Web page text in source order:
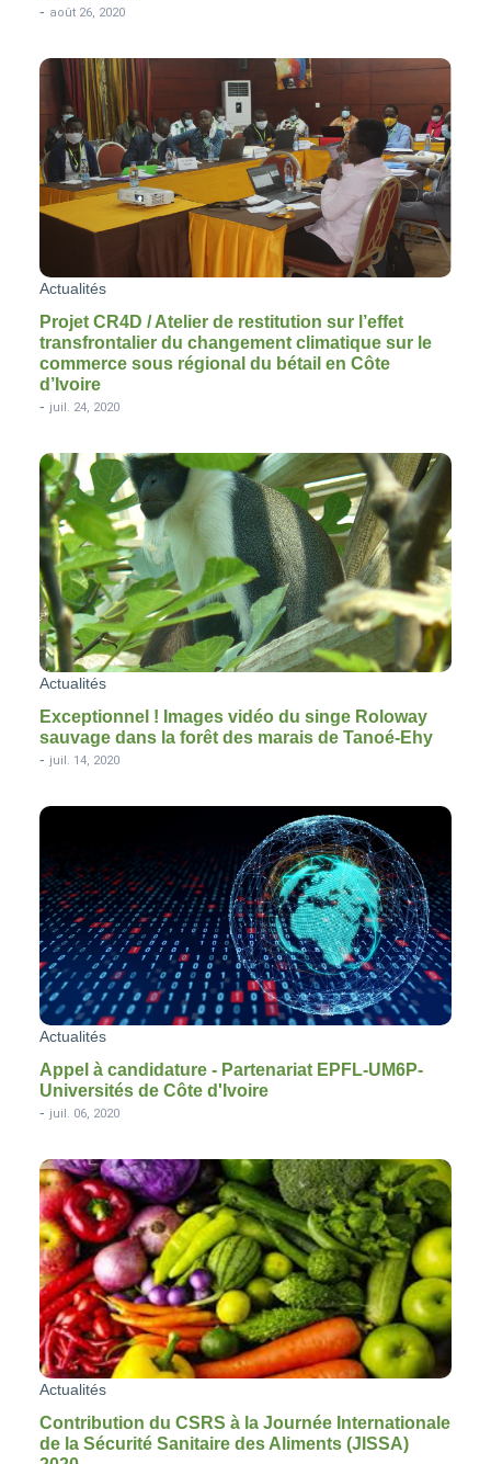
- août 26, 2020
Actualités
Projet CR4D / Atelier de restitution sur l’effet
transfrontalier du changement climatique sur le
commerce sous régional du bétail en Côte
d’Ivoire
- juil. 24, 2020
Actualités
Exceptionnel ! Images vidéo du singe Roloway
sauvage dans la forêt des marais de Tanoé-Ehy
- juil. 14, 2020
Actualités
Appel à candidature - Partenariat EPFL-UM6P-
Universités de Côte d'Ivoire
- juil. 06, 2020
Actualités
Contribution du CSRS à la Journée Internationale
de la Sécurité Sanitaire des Aliments (JISSA)